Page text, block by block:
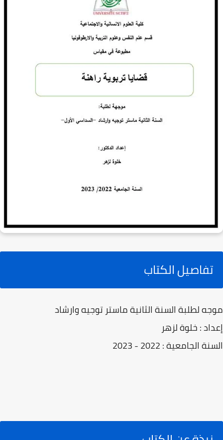
تفاصيل الكتاب
موجه لطلبة السنة الثانية ماستر توجيه وارشاد
إعداد : خلوة لزهر
السنة الجامعية : 2022 - 2023